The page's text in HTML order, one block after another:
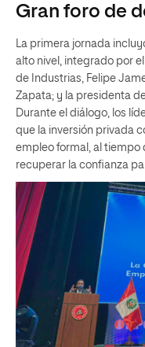
Gran foro de
La primera jornada
alto nivel, integrado por
de Industrias, Felipe
Zapata; y la presidenta
Durante el diálogo, los
que la inversión privada
empleo formal, al tiempo
recuperar la confianza